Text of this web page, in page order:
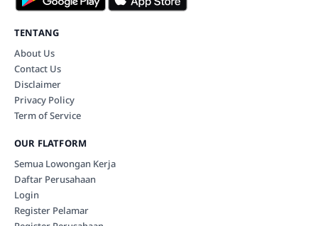
TENTANG
About Us
Contact Us
Disclaimer
Privacy Policy
Term of Service
OUR FLATFORM
Semua Lowongan Kerja
Daftar Perusahaan
Login
Register Pelamar